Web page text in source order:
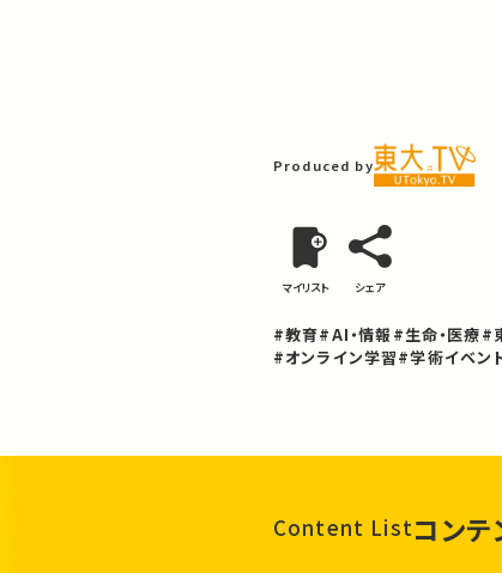
Produced by
マイリスト シェア
#教育#AI・情報 #生命・医療#
#オンライン学習#学術イベン
Content Listコン